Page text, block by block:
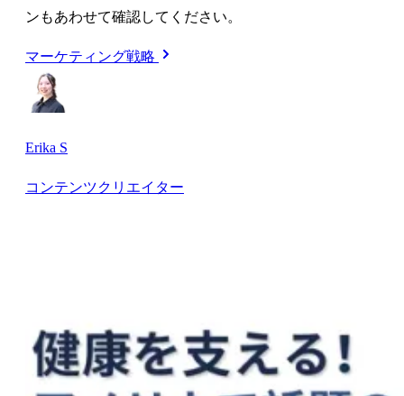
ンもあわせて確認してください。
マーケティング戦略
Erika S
コンテンツクリエイター